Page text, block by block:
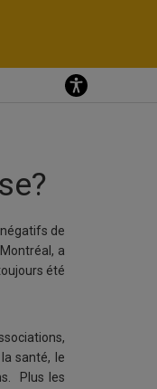
de
a
été
santé, le
Plus les